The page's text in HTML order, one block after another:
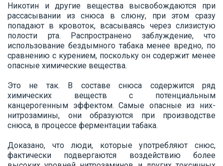
Никотин и другие вещества высвобождаются при
рассасывании из снюса в слюну, при этом сразу
попадают в кровоток, всасываясь через слизистую
полости рта. Распространено заблуждение, что
использование бездымного табака менее вредно, по
сравнению с курением, поскольку он содержит менее
опасные химические вещества.
Это не так. В составе снюса содержится ряд
химических веществ с потенциальным
канцерогенным эффектом. Самые опасные из них-
нитрозамины, они образуются при производстве
снюса, в процессе ферментации табака.
Доказано, что люди, которые употребляют снюс,
фактически подвергаются воздействию более